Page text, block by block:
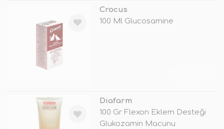
Crocus
100 Ml Glucosamine
Diafarm
100 Gr Flexon Eklem Desteği
Glukozamin Macunu